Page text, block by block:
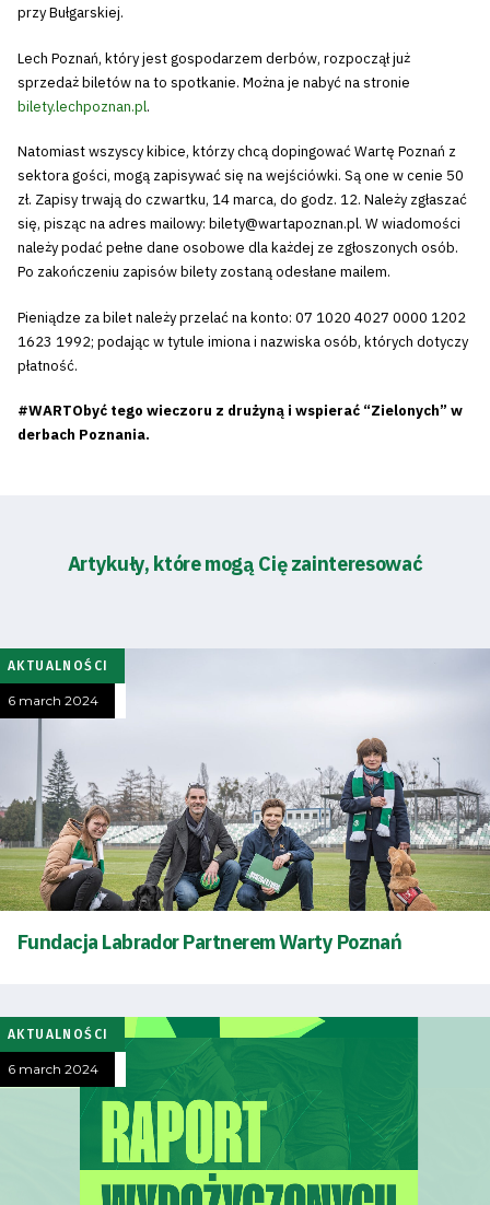
przy Bułgarskiej.
Lech Poznań, który jest gospodarzem derbów, rozpoczął już
sprzedaż biletów na to spotkanie. Można je nabyć na stronie
bilety.lechpoznan.pl.
Natomiast wszyscy kibice, którzy chcą dopingować Wartę Poznań z
sektora gości, mogą zapisywać się na wejściówki. Są one w cenie 50
zł. Zapisy trwają do czwartku, 14 marca, do godz. 12. Należy zgłaszać
się, pisząc na adres mailowy: bilety@wartapoznan.pl. W wiadomości
należy podać pełne dane osobowe dla każdej ze zgłoszonych osób.
Po zakończeniu zapisów bilety zostaną odesłane mailem.
Pieniądze za bilet należy przelać na konto: 07 1020 4027 0000 1202
1623 1992; podając w tytule imiona i nazwiska osób, których dotyczy
płatność.
#WARTObyć tego wieczoru z drużyną i wspierać “Zielonych” w
derbach Poznania.
Artykuły, które mogą Cię zainteresować
AKTUALNOŚCI
6 march 2024
Fundacja Labrador Partnerem Warty Poznań
AKTUALNOŚCI
6 march 2024